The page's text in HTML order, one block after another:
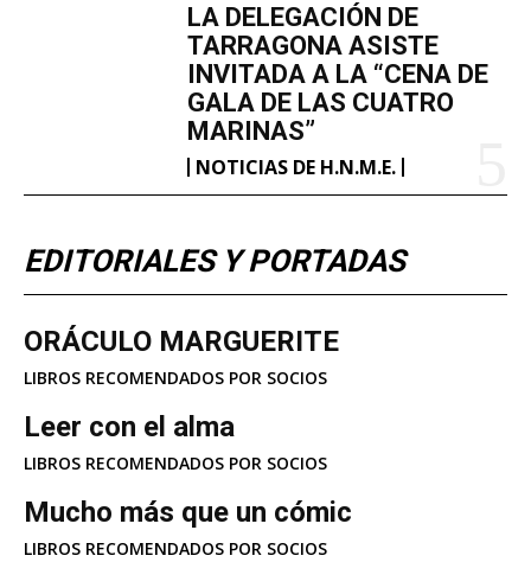
LA DELEGACIÓN DE
TARRAGONA ASISTE
INVITADA A LA “CENA DE
GALA DE LAS CUATRO
MARINAS”
NOTICIAS DE H.N.M.E.
EDITORIALES Y PORTADAS
ORÁCULO MARGUERITE
LIBROS RECOMENDADOS POR SOCIOS
Leer con el alma
LIBROS RECOMENDADOS POR SOCIOS
Mucho más que un cómic
LIBROS RECOMENDADOS POR SOCIOS